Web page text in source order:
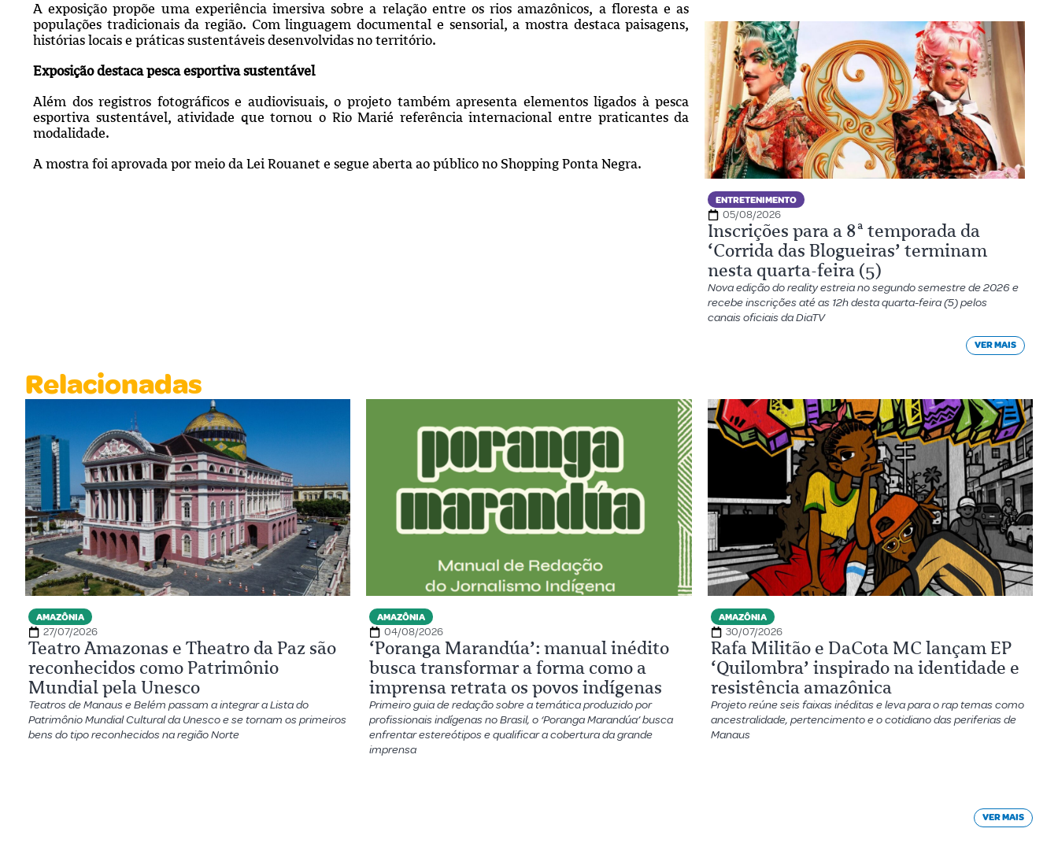
A exposição propõe uma experiência imersiva sobre a relação entre os rios amazônicos, a floresta e as
populações tradicionais da região. Com linguagem documental e sensorial, a mostra destaca paisagens,
histórias locais e práticas sustentáveis desenvolvidas no território.
Exposição destaca pesca esportiva sustentável
Além dos registros fotográficos e audiovisuais, o projeto também apresenta elementos ligados à pesca
esportiva sustentável, atividade que tornou o Rio Marié referência internacional entre praticantes da
modalidade.
A mostra foi aprovada por meio da Lei Rouanet e segue aberta ao público no Shopping Ponta Negra.
ENTRETENIMENTO
05/08/2026
Inscrições para a 8ª temporada da
‘Corrida das Blogueiras’ terminam
nesta quarta-feira (5)
Nova edição do reality estreia no segundo semestre de 2026 e
recebe inscrições até as 12h desta quarta-feira (5) pelos
canais oficiais da DiaTV
VER MAIS
Relacionadas
AMAZÔNIA
27/07/2026
Teatro Amazonas e Theatro da Paz são
reconhecidos como Patrimônio
Mundial pela Unesco
Teatros de Manaus e Belém passam a integrar a Lista do
Patrimônio Mundial Cultural da Unesco e se tornam os primeiros
bens do tipo reconhecidos na região Norte
AMAZÔNIA
04/08/2026
‘Poranga Marandúa’: manual inédito
busca transformar a forma como a
imprensa retrata os povos indígenas
Primeiro guia de redação sobre a temática produzido por
profissionais indígenas no Brasil, o ‘Poranga Marandúa’ busca
enfrentar estereótipos e qualificar a cobertura da grande
imprensa
AMAZÔNIA
30/07/2026
Rafa Militão e DaCota MC lançam EP
‘Quilombra’ inspirado na identidade e
resistência amazônica
Projeto reúne seis faixas inéditas e leva para o rap temas como
ancestralidade, pertencimento e o cotidiano das periferias de
Manaus
VER MAIS